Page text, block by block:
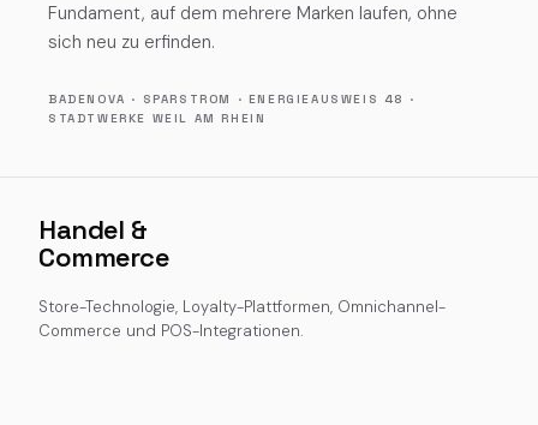
Fundament, auf dem mehrere Marken laufen, ohne
sich neu zu erfinden.
BADENOVA · SPARSTROM · ENERGIEAUSWEIS 48 ·
STADTWERKE WEIL AM RHEIN
Handel &
Commerce
Store-Technologie, Loyalty-Plattformen, Omnichannel-
Commerce und POS-Integrationen.